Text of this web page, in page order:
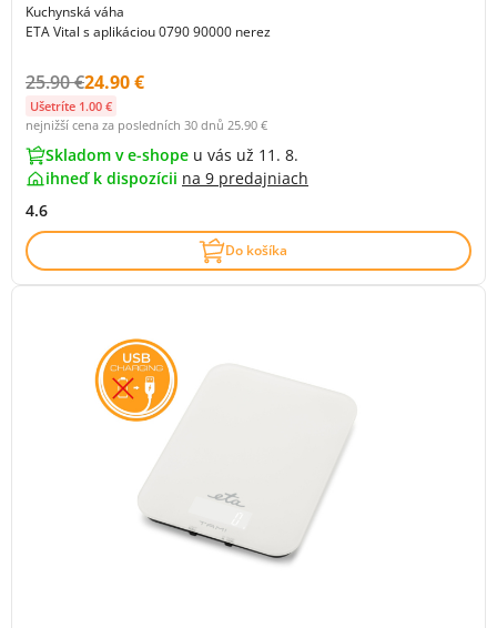
Kuchynská váha
ETA Vital s aplikáciou 0790 90000 nerez
Původní cena s DPH:
25.90 €Cena s DPH:
24.90 €
Ušetríte 1.00 €
nejnižší cena za posledních 30 dnů 25.90 €
Skladom v e-shope u vás už 11. 8.
ihneď k dispozícii na 9 predajniach
4.6
Do košíka